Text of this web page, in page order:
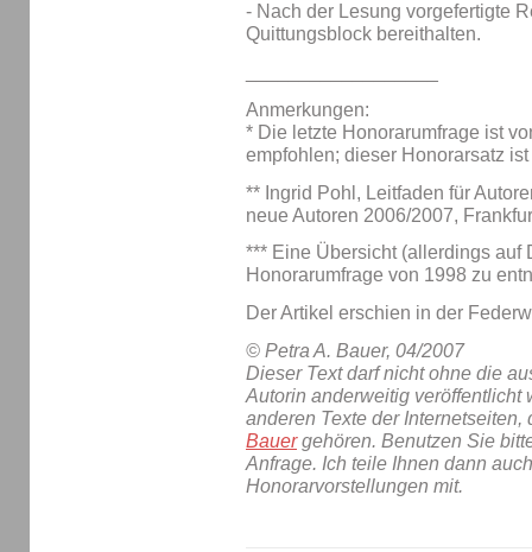
- Nach der Lesung vorgefertigte
Quittungsblock bereithalten.
Anmerkungen:
* Die letzte Honorarumfrage ist
empfohlen; dieser Honorarsatz
** Ingrid Pohl, Leitfaden für
neue Autoren 2006/2007,
*** Eine Übersicht (allerdings auf
Honorarumfrage von 1998 zu
Der Artikel erschien in der
© Petra A. Bauer, 04/2007
Dieser Text darf nicht ohne die
Autorin anderweitig veröffentlicht
anderen Texte der Internetseiten,
Bauergehören. Benutzen Sie
Anfrage. Ich teile Ihnen dann
Honorarvorstellungen mit.